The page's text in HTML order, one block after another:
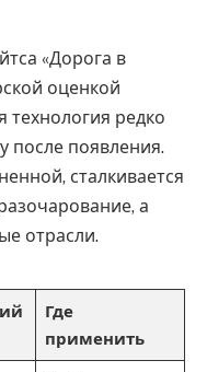
«Дорога в
оценкой
технология редко
после появления.
сталкивается
а
отрасли.
Где
применить